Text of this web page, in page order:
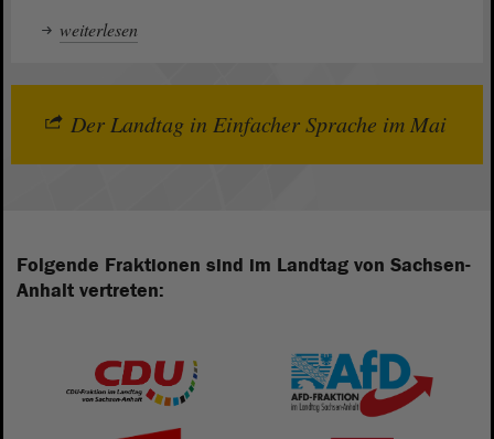
weiterlesen
Der Landtag in Einfacher Sprache im Mai
Folgende Fraktionen sind im Landtag von Sachsen-
Anhalt vertreten: